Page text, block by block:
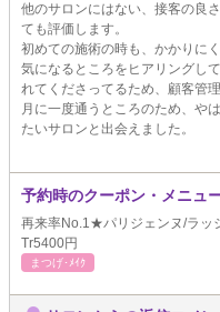
他のサロンにはない、接客の良
ても評価します。
初めての施術の時も、かかりにく
気になるところをヒアリングし
れてくださってるため、顧客管
月に一度通うところのため、や
たいサロンと出会えました。
予約時のクーポン・メニュ
再来率No.1★パリジェンヌ/ラ
Tr5400円
まつげ･ﾒｲｸ